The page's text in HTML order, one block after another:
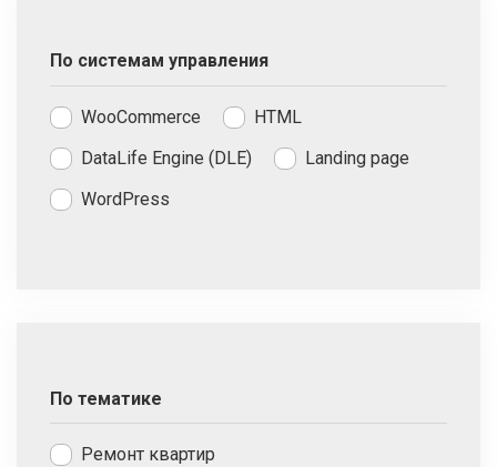
По системам управления
WooCommerce
HTML
DataLife Engine (DLE)
Landing page
WordPress
По тематике
Ремонт квартир